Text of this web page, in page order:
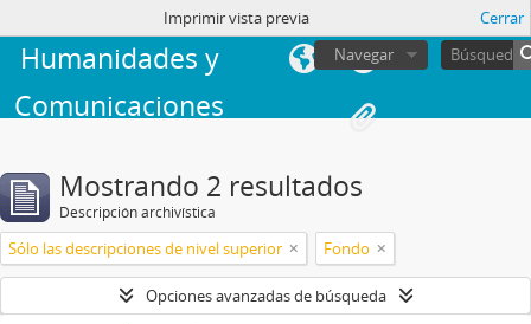
Facultad de
Humanidades y
Comunicaciones
sesión
Navegar
Imprimir vista previa Cerrar
Mostrando 2 resultados
Descripción archivística
Sólo las descripciones de nivel superior Fondo
Opciones avanzadas de búsqueda